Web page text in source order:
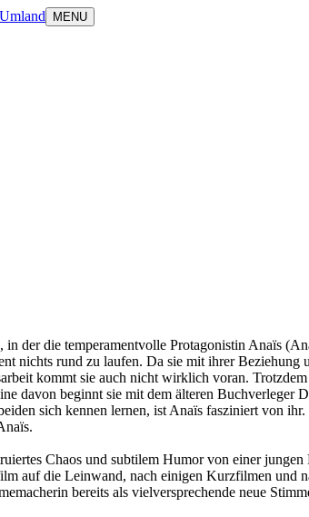
MENU
der die temperamentvolle Protagonistin Anaïs
nichts rund zu laufen. Da sie mit ihrer
kommt sie auch nicht wirklich voran.
davon beginnt sie mit dem älteren
sich kennen lernen, ist Anaïs fasziniert von
Chaos und subtilem Humor von einer
auf die Leinwand, nach einigen Kurzfilmen und
bereits als vielversprechende neue